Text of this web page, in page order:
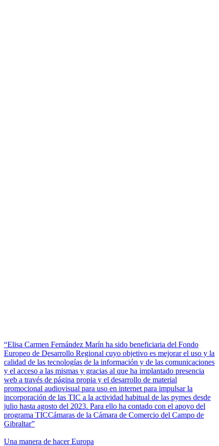
“Elisa Carmen Fernández Marín ha sido beneficiaria del Fondo
Europeo de Desarrollo Regional cuyo objetivo es mejorar el uso y la
calidad de las tecnologías de la información y de las comunicaciones
y el acceso a las mismas y gracias al que ha implantado presencia
web a través de página propia y el desarrollo de material
promocional audiovisual para uso en internet para impulsar la
incorporación de las TIC a la actividad habitual de las pymes desde
julio hasta agosto del 2023. Para ello ha contado con el apoyo del
programa TICCámaras de la Cámara de Comercio del Campo de
Gibraltar”
Una manera de hacer Europa